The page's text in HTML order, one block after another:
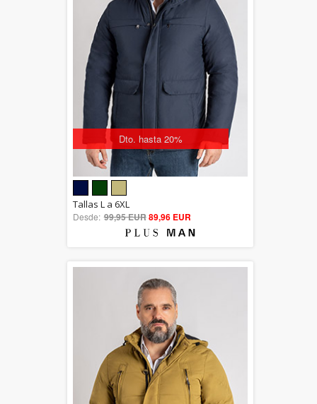
Dto. hasta 20%
out of 5
Tallas L a 6XL
Desde: 99,95 EUR89,96 EUR